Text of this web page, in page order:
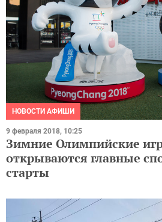
НОВОСТИ АФИШИ
9 февраля 2018, 10:25
Зимние Олимпийские
открываются главные
старты